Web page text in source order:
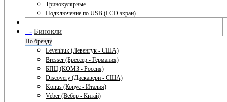
Тринокулярные
Подключение по USB (LCD экран)
+- Бинокли
По бренду
Levenhuk (Левенгук - США)
Bresser (Брессер - Германия)
БПЦ (КОМЗ - Россия)
Discovery (Дискавери - США)
Konus (Конус - Италия)
Veber (Вебер - Китай)